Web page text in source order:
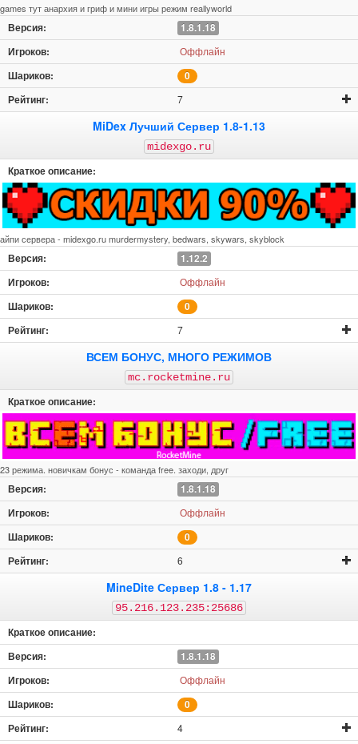
games тут анархия и гриф и мини игры режим reallyworld
1.8.1.18
Оффлайн
0
7
MiDex Лучший Сервер 1.8-1.13
midexgo.ru
айпи сервера - midexgo.ru murdermystery, bedwars, skywars, skyblock
1.12.2
Оффлайн
0
7
ВСЕМ БОНУС, МНОГО РЕЖИМОВ
mc.rocketmine.ru
23 режима. новичкам бонус - команда free. заходи, друг
1.8.1.18
Оффлайн
0
6
MineDite Сервер 1.8 - 1.17
95.216.123.235:25686
1.8.1.18
Оффлайн
0
4